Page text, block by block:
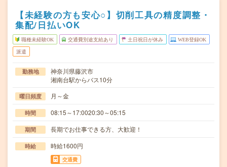
【未経験の方も安心○】切削工具の精度調整・
集配/日払いOK
職種未経験OK 交通費別途支給あり 土日祝日が休み WEB登録OK
派遣
勤務地
神奈川県藤沢市
湘南台駅からバス10分
曜日頻度 月～金
時間 08:15～17:0020:30～05:15
期間 長期でお仕事できる方、大歓迎！
時給 時給1600円
交通費